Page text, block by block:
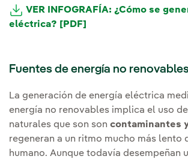
VER INFOGRAFÍA: ¿Cómo se
eléctrica? [PDF]
Fuentes de energía no
La generación de energía eléctrica
energía no renovables implica el uso
naturales que son son contaminantes
regeneran a un ritmo mucho más lento
humano. Aunque todavía desempeñan